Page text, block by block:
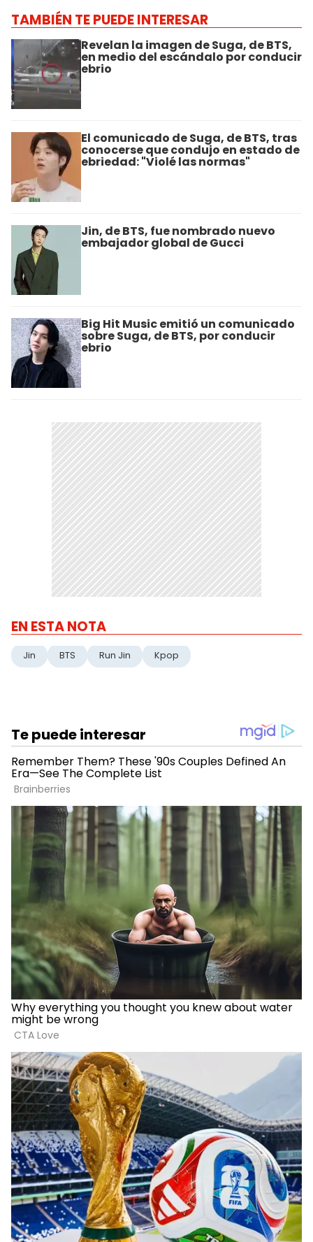
TAMBIÉN TE PUEDE INTERESAR
Revelan la imagen de Suga, de BTS,
en medio del escándalo por conducir
ebrio
El comunicado de Suga, de BTS, tras
conocerse que condujo en estado de
ebriedad: "Violé las normas"
Jin, de BTS, fue nombrado nuevo
embajador global de Gucci
Big Hit Music emitió un comunicado
sobre Suga, de BTS, por conducir
ebrio
EN ESTA NOTA
Jin BTS Run Jin Kpop